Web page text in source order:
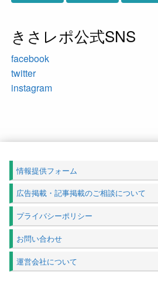
きさレポ公式SNS
facebook
twitter
instagram
情報提供フォーム
広告掲載・記事掲載のご相談について
プライバシーポリシー
お問い合わせ
運営会社について